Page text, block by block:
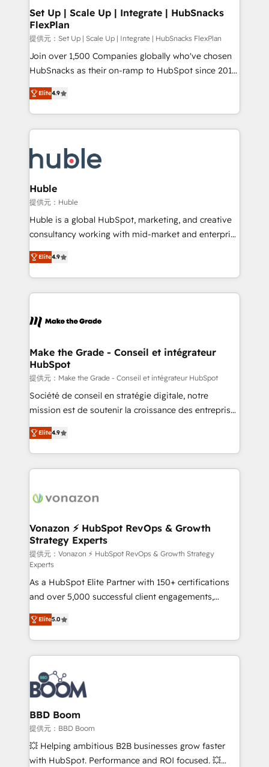
Award 🏆2020 Elite Solutions Partner 🏆2019
Integrations HubSpot Impact Award 🏆2019
Marketing Enablement HubSpot Impact Award 🏆
2018 Website Design HubSpot Impact Award 🏆2017
Website Design HubSpot Impact Award 🏆2016
Sales Enablement HubSpot Impact Award 🏆2015
Growth-Driven Design Agency of the Year 🏆2015
COS Design Award 🏆2013 HubSpot Marketplace
Provider of the Year 🏆2011 Became a HubSpot
Partner 📆Founded in 1997
Set Up | Scale Up | Integrate | HubSnacks
FlexPlan
提供元：Set Up | Scale Up | Integrate | HubSnacks FlexPlan
Join over 1,500 Companies globally who've chosen
HubSnacks as their on-ramp to HubSpot since 2014
Simple pay-as-you-go plans that accelerate value...
1️⃣ Set Up | Onboarding New or Check-fixing existing
HubSpot portals 2️⃣ Scale Up | 100% HubSpot Task
Execution... Global 24/7 ... All Experts 3️⃣ Integrate |
Slash months from your API Integration project... ⬅️
Click "Contact Business" ⬅️ to access 150+ Kickstart
Integration templates that put HubSpot in the center
of your tech stack, syncing... 🛍️ Shopify or
WooCommerce 💲 Stripe or Paypal 💰 Sage or
Netsuite 🤖 Google or Microsoft ✍️ DocuSign or
the rare Advanced "Custom Integrations"
Accreditation, securely sync data across... 🔄 any
new HubSpot portal with Advanced Website and
CRM Migrations using our in-house "HubScrub" Tool.
Elite4.9
Huble
提供元：Huble
Huble is a global HubSpot, marketing, and creative
consultancy working with mid-market and enterprise
businesses. We go beyond implementation, shaping
the strategy, processes, and teams that turn
HubSpot into a genuine growth engine. Named
HubSpot's Global Partner of the Year in 2024,
worldwide, and with over 15 years in the ecosystem,
One company, one operating model, delivering
across offices and consulting teams in the UK, USA,
Canada, Germany, France, Belgium, Singapore, and
South Africa. Certified compliant with ISO/IEC
27001:2022 and ISO 9001:2015 across all seven
Elite4.9
Make the Grade - Conseil et intégrateur
HubSpot
提供元：Make the Grade - Conseil et intégrateur HubSpot
Société de conseil en stratégie digitale, notre
mission est de soutenir la croissance des entreprises
B2B à travers l’acquisition de nouveaux clients,
l'intégration CRM et le développement des revenus
auprès de vos comptes existants. En France et à
l'international, nous travaillons avec des ETI
delà d’une simple transformation digitale et des
➤ L’intégration de CRM et de méthodologie RevOps
pour aligner les équipes marketing, commerciales et
support client (data migration, synchronisation API,
audit et maintenance) ➤ La création de sites internet
de conversion qui transforment les visiteurs en
opportunités d'affaires ➤ La mise en place de
stratégies d'acquisition marketing (SEO, SEA,
inbound, automatisation marketing, ABM, IA,
emailing) Informations clés : - 10 ans d'expérience -
100+ intégrations CRM HubSpot réussies - 40
experts conseil - 150 certifications HubSpot
cumulées
Elite4.9
Vonazon ⚡ HubSpot RevOps & Growth
Strategy Experts
提供元：Vonazon ⚡ HubSpot RevOps & Growth Strategy
Experts
As a HubSpot Elite Partner with 150+ certifications
and over 5,000 successful client engagements,
Vonazon turns marketing complexity into
measurable, scalable growth. From onboarding to
enterprise-grade campaigns, our in-house team
builds scalable strategies that drive long-term
revenue. ⚙️ HubSpot Integration & Optimization •
Seamless CRM, CMS, and automation setup •
Complex platform migrations and data cleanups •
Custom APIs and third-party integrations 📈 End-to-
End Revenue Acceleration • Lifecycle marketing and
pipeline growth programs • Sales enablement tools
and CRM optimization • Retention strategies with
Elite5.0
BBD Boom
提供元：BBD Boom
💥 Helping ambitious B2B businesses grow faster
with HubSpot. Performance and ROI focused. 💥